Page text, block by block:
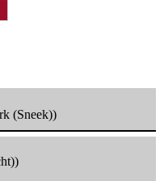
(Sneek))